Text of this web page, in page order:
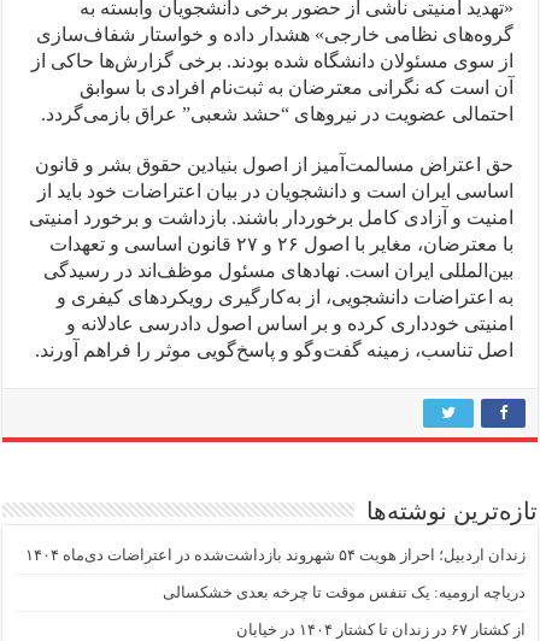
«تهدید امنیتی ناشی از حضور برخی دانشجویان وابسته به
گروه‌های نظامی خارجی» هشدار داده و خواستار شفاف‌سازی
از سوی مسئولان دانشگاه شده بودند. برخی گزارش‌ها حاکی از
آن است که نگرانی معترضان به ثبت‌نام افرادی با سوابق
احتمالی عضویت در نیروهای “حشد شعبی” عراق بازمی‌گردد.
حق اعتراض مسالمت‌آمیز از اصول بنیادین حقوق بشر و قانون
اساسی ایران است و دانشجویان در بیان اعتراضات خود باید از
امنیت و آزادی کامل برخوردار باشند. بازداشت و برخورد امنیتی
با معترضان، مغایر با اصول ۲۶ و ۲۷ قانون اساسی و تعهدات
بین‌المللی ایران است. نهادهای مسئول موظف‌اند در رسیدگی
به اعتراضات دانشجویی، از به‌کارگیری رویکردهای کیفری و
امنیتی خودداری کرده و بر اساس اصول دادرسی عادلانه و
اصل تناسب، زمینه گفت‌وگو و پاسخ‌گویی موثر را فراهم آورند.
تازه‌ترین نوشته‌ها
زندان اردبیل؛ احراز هویت ۵۴ شهروند بازداشت‌شده در اعتراضات دی‌ماه ۱۴۰۴
دریاچه ارومیه: یک تنفس موقت تا چرخه بعدی خشکسالی
از کشتار ۶۷ در زندان تا کشتار ۱۴۰۴ در خیابان